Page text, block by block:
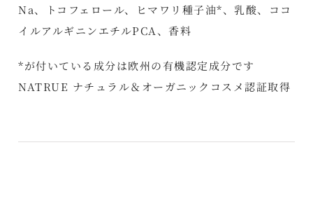
Na、トコフェロール、ヒマワリ種子油*、乳酸、ココ
イルアルギニンエチルPCA、香料
*が付いている成分は欧州の有機認定成分です
NATRUE ナチュラル＆オーガニックコスメ認証取得